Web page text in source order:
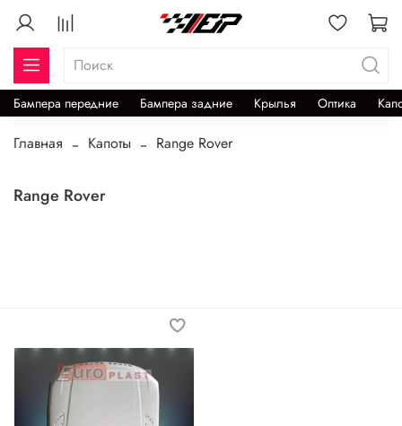
Бампера передние Бампера задние Крылья Оптика
Главная Капоты Range Rover
Range Rover